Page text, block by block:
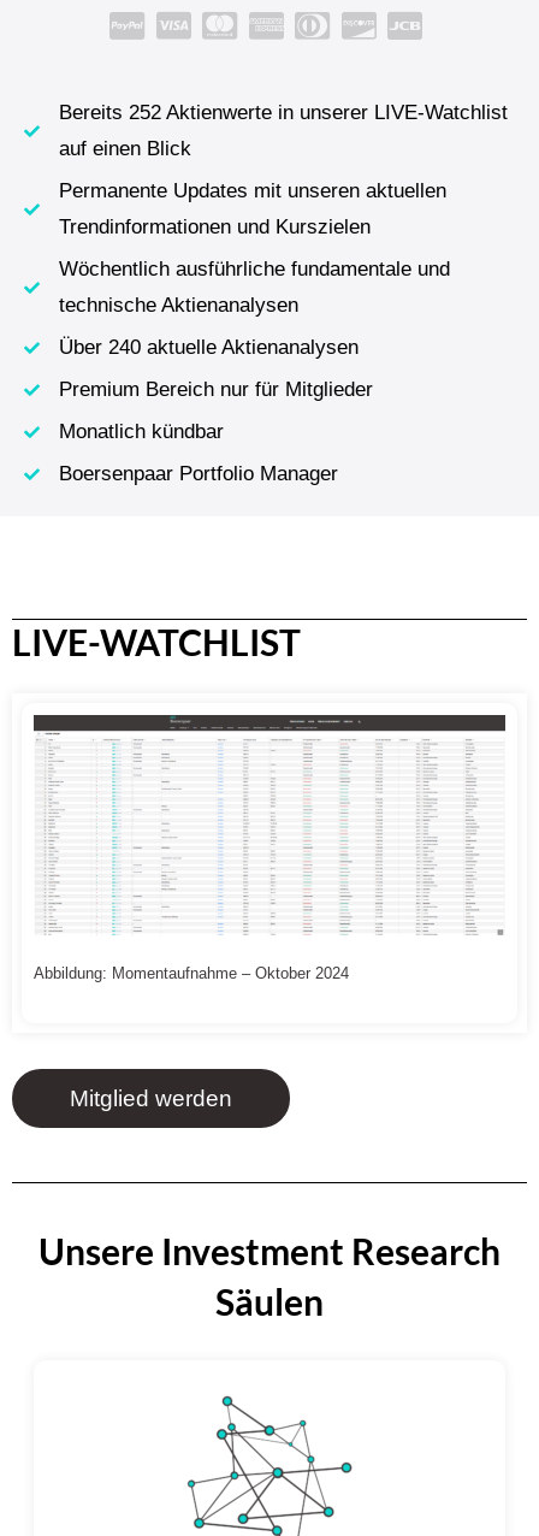
Bereits 252 Aktienwerte in unserer LIVE-Watchlist
auf einen Blick
Permanente Updates mit unseren aktuellen
Trendinformationen und Kurszielen
Wöchentlich ausführliche fundamentale und
technische Aktienanalysen
Über 240 aktuelle Aktienanalysen
Premium Bereich nur für Mitglieder
Monatlich kündbar
Boersenpaar Portfolio Manager
LIVE-WATCHLIST
Abbildung: Momentaufnahme – Oktober 2024
Mitglied werden
Unsere Investment Research
Säulen